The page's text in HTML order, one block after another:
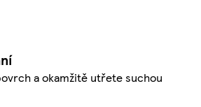
a okamžitě utřete suchou